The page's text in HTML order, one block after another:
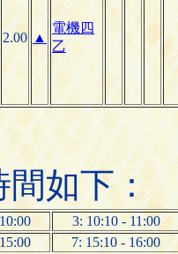
2.00 ▲
電機四
乙
間如下：
3: 10:10 - 11:00
7: 15:10 - 16:00